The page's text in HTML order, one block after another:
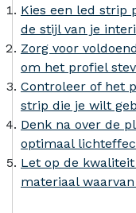
Kies een led strip
de stijl van je
Zorg voor
om het profiel
Controleer of het
strip die je wilt
Denk na over de
optimaal
Let op de
materiaal